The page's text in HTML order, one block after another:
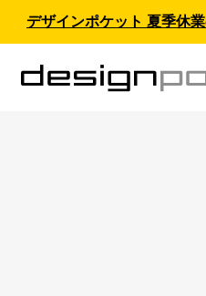
デザインポケット 夏季休